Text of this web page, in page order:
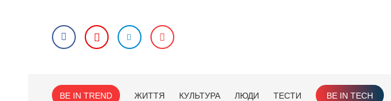
BE IN TREND ЖИТТЯ КУЛЬТУРА ЛЮДИ ТЕСТИ BE IN TECH